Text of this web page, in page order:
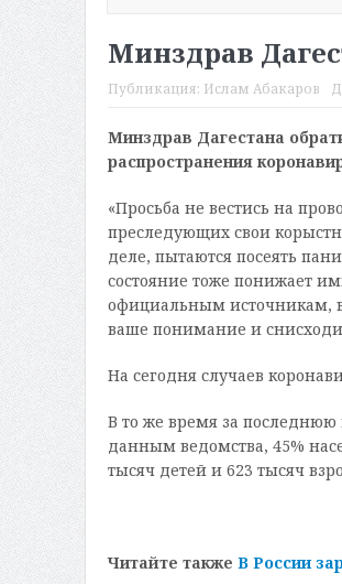
Минздрав
Публикация: Ислам Абакаров
Минздрав Дагестана
распространения
«Просьба не вестись на
преследующих свои
деле, пытаются посеять
состояние тоже понижает
официальным источникам,
ваше понимание и
На сегодня случаев
В то же время за последнюю
данным ведомства, 45%
тысяч детей и 623 тысяч
Читайте также В России